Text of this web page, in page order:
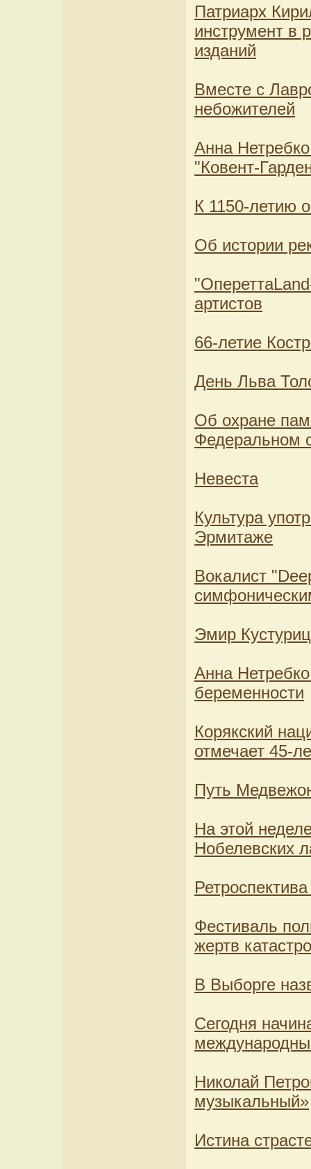
Патриарх
инструмент в
изданий
Вместе с
небожителей
Анна
"Ковент-
К 1150-летию
Об истории
артистов
66-летие
День Льва
Об охране
Федеральном
Невеста
Культура
Эрмитаже
Вокалист
Эмир
Анна
беременности
Корякский
отмечает 45-
Путь
На этой
Нобелевских
Фестиваль
жертв
В Выборге
Сегодня
Николай
музыкальный»
Истина